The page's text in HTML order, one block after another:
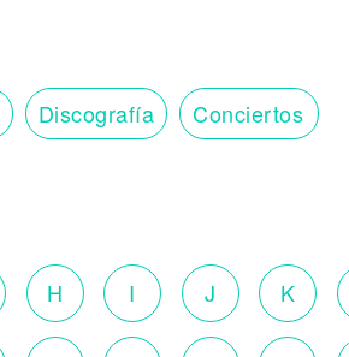
Discografía Conciertos
H I J K